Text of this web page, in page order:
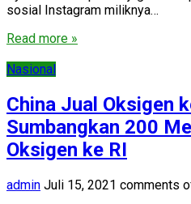
sosial Instagram miliknya…
Read more »
Nasional
China Jual Oksigen
Sumbangkan 200
Oksigen ke RI
admin Juli 15, 2021 comments